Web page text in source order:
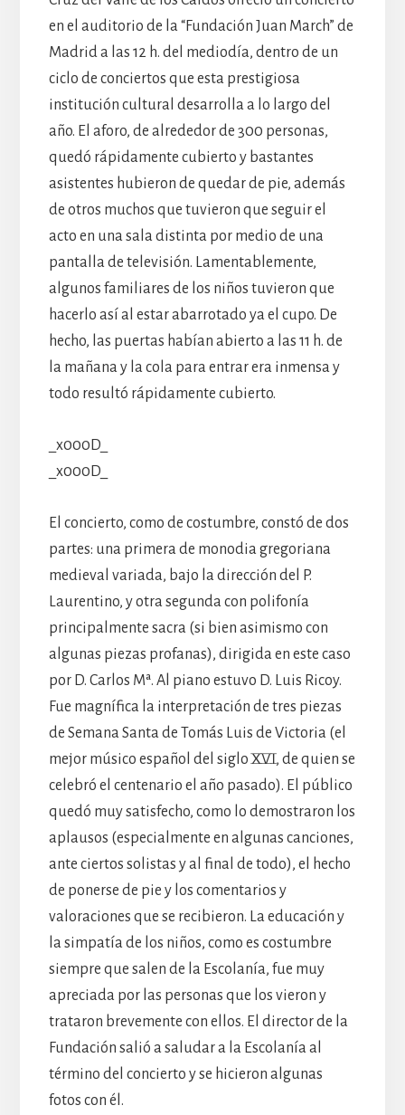
en el auditorio de la “Fundación Juan March” de
Madrid a las 12 h. del mediodía, dentro de un
ciclo de conciertos que esta prestigiosa
institución cultural desarrolla a lo largo del
año. El aforo, de alrededor de 300 personas,
quedó rápidamente cubierto y bastantes
asistentes hubieron de quedar de pie, además
de otros muchos que tuvieron que seguir el
acto en una sala distinta por medio de una
pantalla de televisión. Lamentablemente,
algunos familiares de los niños tuvieron que
hacerlo así al estar abarrotado ya el cupo. De
hecho, las puertas habían abierto a las 11 h. de
la mañana y la cola para entrar era inmensa y
todo resultó rápidamente cubierto.
_x000D_
_x000D_
El concierto, como de costumbre, constó de dos
partes: una primera de monodia gregoriana
medieval variada, bajo la dirección del P.
Laurentino, y otra segunda con polifonía
principalmente sacra (si bien asimismo con
algunas piezas profanas), dirigida en este caso
por D. Carlos Mª. Al piano estuvo D. Luis Ricoy.
Fue magnífica la interpretación de tres piezas
de Semana Santa de Tomás Luis de Victoria (el
mejor músico español del siglo XVI, de quien se
celebró el centenario el año pasado). El público
quedó muy satisfecho, como lo demostraron los
aplausos (especialmente en algunas canciones,
ante ciertos solistas y al final de todo), el hecho
de ponerse de pie y los comentarios y
valoraciones que se recibieron. La educación y
la simpatía de los niños, como es costumbre
siempre que salen de la Escolanía, fue muy
apreciada por las personas que los vieron y
trataron brevemente con ellos. El director de la
Fundación salió a saludar a la Escolanía al
término del concierto y se hicieron algunas
fotos con él.